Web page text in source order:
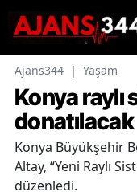
Ajans344 | Yaşam
Konya raylı
donatılacak
Konya Büyükşehir
Altay, “Yeni Raylı
düzenledi.